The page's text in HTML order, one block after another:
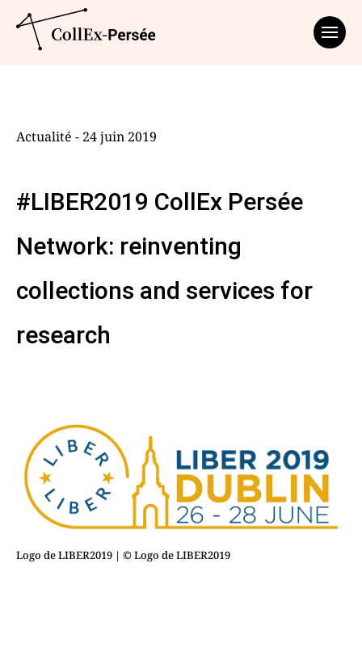
Actualité - 24 juin 2019
#LIBER2019 CollEx Persée
Network: reinventing
collections and services for
research
Logo de LIBER2019 | © Logo de LIBER2019